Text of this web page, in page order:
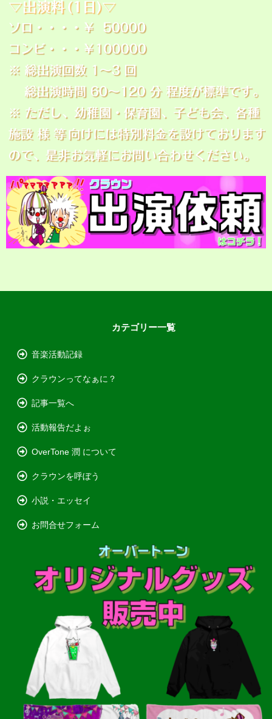
カテゴリー一覧
音楽活動記録
クラウンってなぁに？
記事一覧へ
活動報告だよぉ
OverTone 潤 について
クラウンを呼ぼう
小説・エッセイ
お問合せフォーム